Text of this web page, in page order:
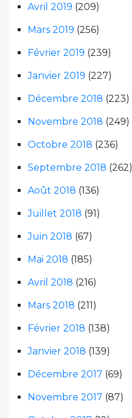
Avril 2019 (209)
Mars 2019 (256)
Février 2019 (239)
Janvier 2019 (227)
Décembre 2018 (223)
Novembre 2018 (249)
Octobre 2018 (236)
Septembre 2018 (262)
Août 2018 (136)
Juillet 2018 (91)
Juin 2018 (67)
Mai 2018 (185)
Avril 2018 (216)
Mars 2018 (211)
Février 2018 (138)
Janvier 2018 (139)
Décembre 2017 (69)
Novembre 2017 (87)